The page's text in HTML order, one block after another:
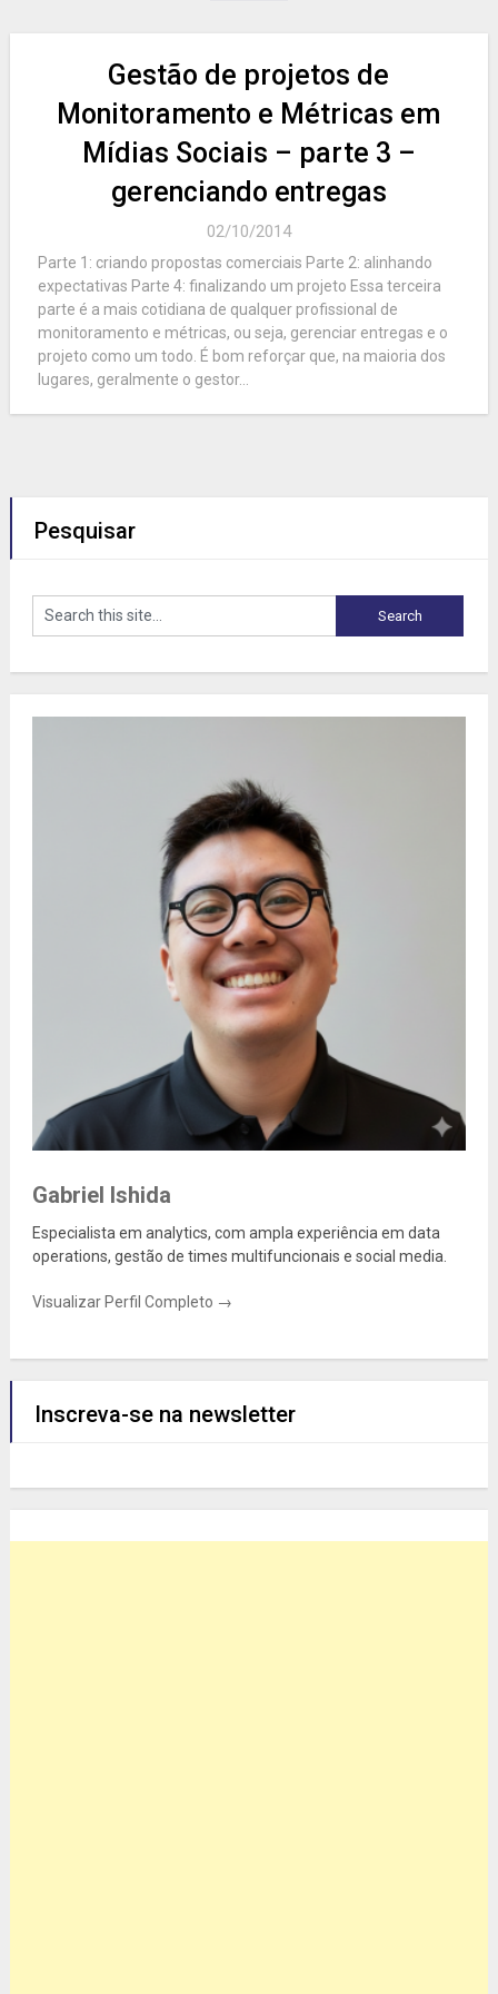
Gestão de projetos de
Monitoramento e Métricas em
Mídias Sociais – parte 3 –
gerenciando entregas
02/10/2014
Parte 1: criando propostas comerciais Parte 2: alinhando
expectativas Parte 4: finalizando um projeto Essa terceira
parte é a mais cotidiana de qualquer profissional de
monitoramento e métricas, ou seja, gerenciar entregas e o
projeto como um todo. É bom reforçar que, na maioria dos
lugares, geralmente o gestor...
Pesquisar
Gabriel Ishida
Especialista em analytics, com ampla experiência em data
operations, gestão de times multifuncionais e social media.
Visualizar Perfil Completo →
Inscreva-se na newsletter